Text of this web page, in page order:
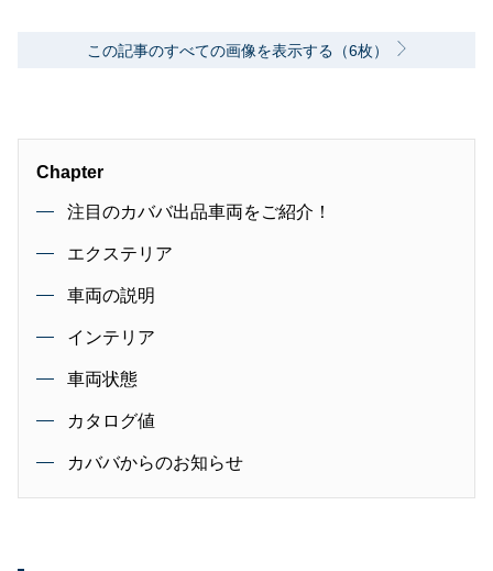
この記事のすべての画像を表示する（6枚）
Chapter
注目のカババ出品車両をご紹介！
エクステリア
車両の説明
インテリア
車両状態
カタログ値
カババからのお知らせ